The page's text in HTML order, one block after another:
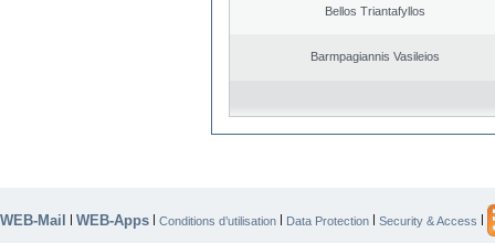
Bellos Triantafyllos
Barmpagiannis Vasileios
WEB-Mail | WEB-Apps | Conditions d’utilisation | Data Protection | Security & Access |